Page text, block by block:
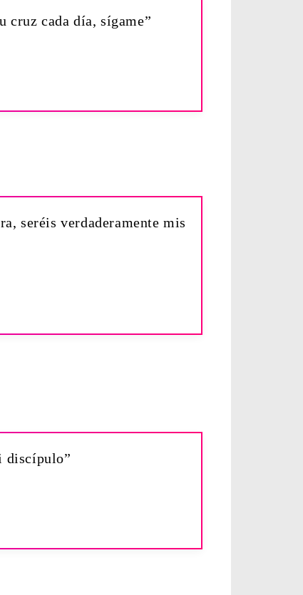
cruz cada día, sígame”
seréis verdaderamente mis
discípulo”